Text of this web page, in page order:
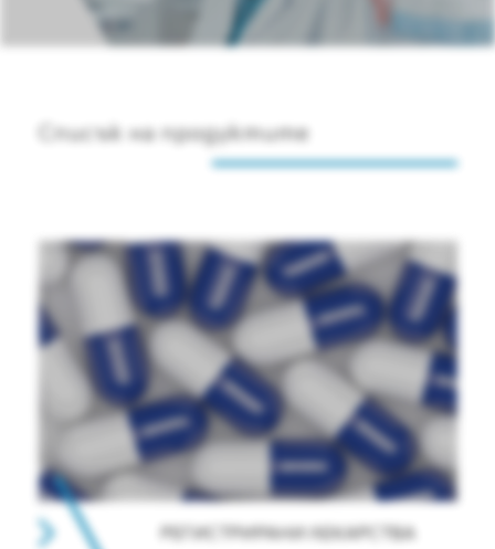
Списък на продуктите
РЕГИСТРИРАНИ ЛЕКАРСТВА